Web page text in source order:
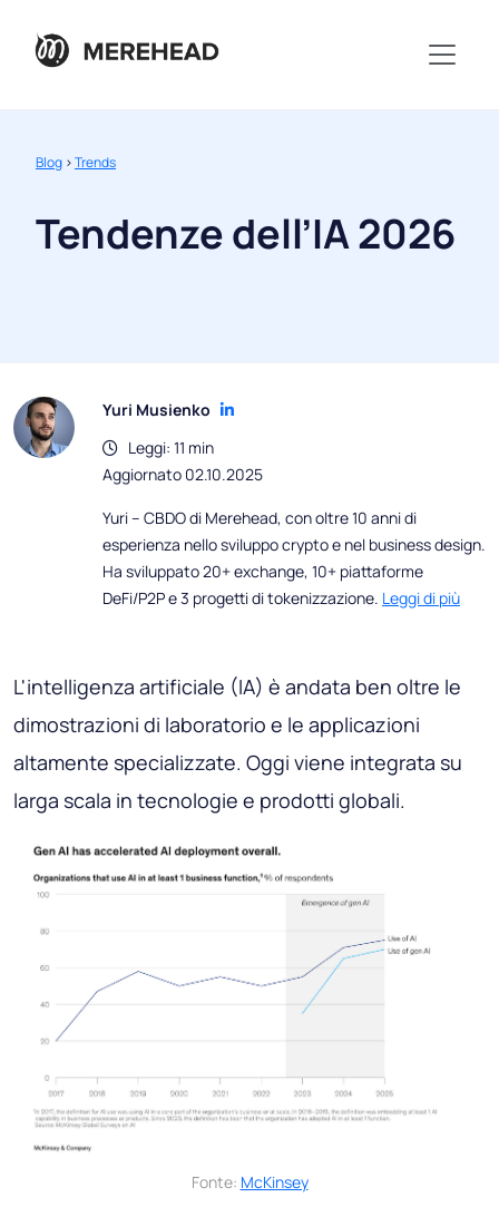
Blog >Trends
Tendenze dell’IA 2026
Yuri Musienko
Leggi: 11 min
Aggiornato 02.10.2025
Yuri – CBDO di Merehead, con oltre 10 anni di
esperienza nello sviluppo crypto e nel business design.
Ha sviluppato 20+ exchange, 10+ piattaforme
DeFi/P2P e 3 progetti di tokenizzazione. Leggi di più
L'intelligenza artificiale (IA) è andata ben oltre le
dimostrazioni di laboratorio e le applicazioni
altamente specializzate. Oggi viene integrata su
larga scala in tecnologie e prodotti globali.
Fonte: McKinsey